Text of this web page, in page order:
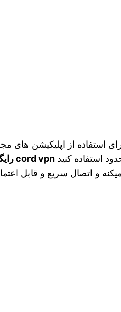
استفاده از اپلیکیشن های
استفاده کنیدcord vpn رایگان
و اتصال سریع و قابل